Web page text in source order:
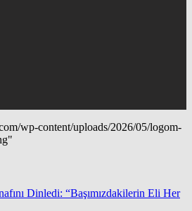
wp-content/uploads/2026/05/logom-